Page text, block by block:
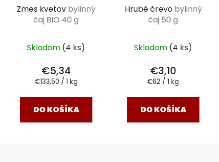
Zmes kvetov bylinný
čaj BIO 40 g
Skladom (4 ks)
€5,34
Jednotková
€133,50 / 1 kg
DO KOŠÍKA
Hrubé črevo bylinný
čaj 50 g
Skladom (4 ks)
€3,10
Jednotková
€62 / 1 kg
DO KOŠÍKA